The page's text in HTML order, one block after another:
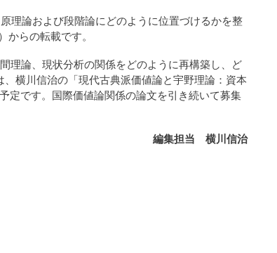
理論および段階論にどのように位置づけるかを整
らの転載です。
理論、現状分析の関係をどのように再構築し、ど
横川信治の「現代古典派価値論と宇野理論：資本
定です。国際価値論関係の論文を引き続いて募集
編集担当 横川信治